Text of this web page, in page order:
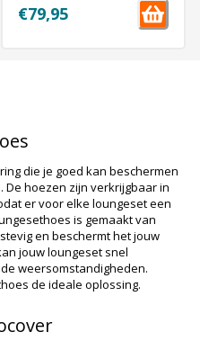
€79,95
die je goed kan beschermen
hoezen zijn verkrijgbaar in
er voor elke loungeset een
is gemaakt van
en beschermt het jouw
jouw loungeset snel
weersomstandigheden.
de ideale oplossing.